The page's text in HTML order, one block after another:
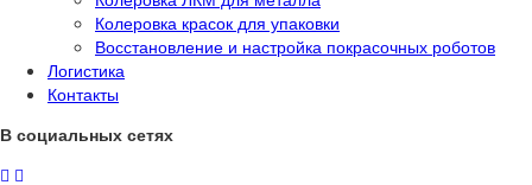
Колеровка красок для упаковки
Восстановление и настройка покрасочных роботов
Логистика
Контакты
В социальных сетях